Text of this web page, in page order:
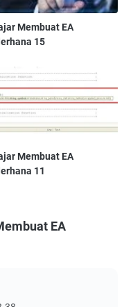
Membuat EA
15
Membuat EA
11
EA